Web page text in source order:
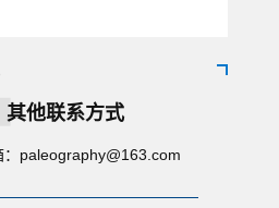
其他联系方式
paleography@163.com